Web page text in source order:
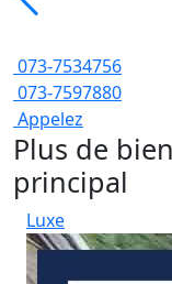
073-7534756
073-7597880
Appelez
Plus de
principal
Luxe